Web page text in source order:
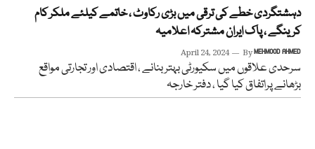
دہشتگردی خطے کی ترقی میں بڑی رکاوٹ ، خاتمے کیلئے ملکر کام
کرینگے ، پاک ایران مشترکہ اعلامیہ
April 24, 2024 ByMEHMOOD AHMED
سرحدی علاقوں میں سکیورٹی بہتر بنانے ، اقتصادی اور تجارتی مواقع
بڑھانے پراتفاق کیا گیا ، دفتر خارجہ